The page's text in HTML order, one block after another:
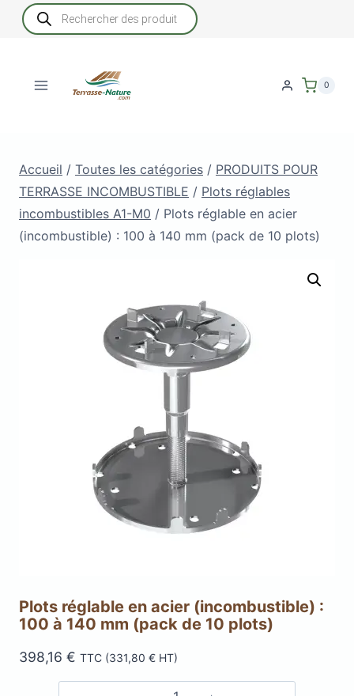
Recherche
de
produits
0
Accueil / Toutes les catégories / PRODUITS POUR
TERRASSE INCOMBUSTIBLE / Plots réglables
incombustibles A1-M0 / Plots réglable en acier
(incombustible) : 100 à 140 mm (pack de 10 plots)
Plots réglable en acier (incombustible) :
100 à 140 mm (pack de 10 plots)
398,16 € TTC (331,80 € HT)